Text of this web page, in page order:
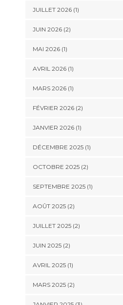
JUILLET 2026(1)
JUIN 2026(2)
MAI 2026(1)
AVRIL 2026(1)
MARS 2026(1)
FÉVRIER 2026(2)
JANVIER 2026(1)
DÉCEMBRE 2025(1)
OCTOBRE 2025(2)
SEPTEMBRE 2025(1)
AOÛT 2025(2)
JUILLET 2025(2)
JUIN 2025(2)
AVRIL 2025(1)
MARS 2025(2)